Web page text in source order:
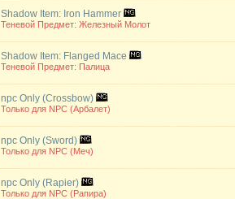
Shadow Item: Iron Hammer
Теневой Предмет: Железный Молот
Shadow Item: Flanged Mace
Теневой Предмет: Палица
npc Only (Crossbow)
Только для NPC (Арбалет)
npc Only (Sword)
Только для NPC (Меч)
npc Only (Rapier)
Только для NPC (Рапира)